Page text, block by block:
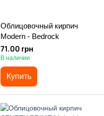
Облицовочный кирпич
Modern - Bedrock
71.00 грн
В наличии
Купить